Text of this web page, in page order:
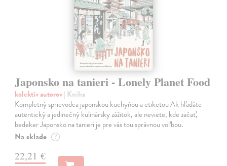
Japonsko na tanieri - Lonely Planet Food
kolektív autorov| Kniha
Kompletný sprievodca japonskou kuchyňou a etiketou Ak hľadáte
autentický a jedinečný kulinársky zážitok, ale neviete, kde začať,
bedeker Japonsko na tanieri je pre vás tou správnou voľbou.
Na sklade ?
22,21 €